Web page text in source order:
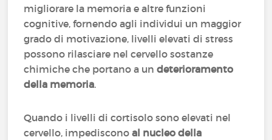
migliorare la memoria e altre funzioni
cognitive, fornendo agli individui un maggior
grado di motivazione, livelli elevati di stress
possono rilasciare nel cervello sostanze
chimiche che portano a undeterioramento
della memoria.
Quando i livelli di cortisolo sono elevati nel
cervello, impedisconoal nucleo della